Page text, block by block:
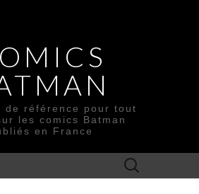
de référence pour tout
les comics Batman
en France
Rechercher :